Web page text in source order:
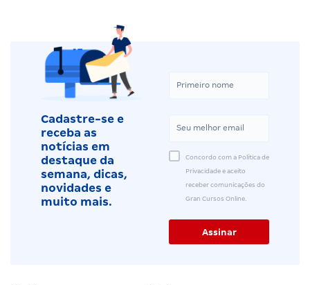
Cadastre-se e
receba as
notícias em
destaque da
semana, dicas,
novidades e
muito mais.
Concordo com a Política de
Privacidade e aceito
receber comunicações do
Gran Cursos Online.